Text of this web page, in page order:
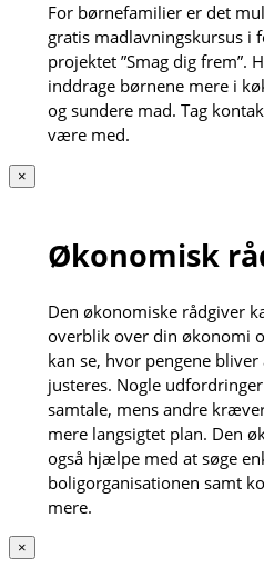
For børnefamilier er det
gratis madlavningskursus i
projektet ”Smag dig frem”.
inddrage børnene mere i
og sundere mad. Tag
være med.
×
Økonomisk
Den økonomiske rådgiver
overblik over din økonomi
kan se, hvor pengene
justeres. Nogle
samtale, mens andre
mere langsigtet plan. Den
også hjælpe med at søge
boligorganisationen samt
mere.
×